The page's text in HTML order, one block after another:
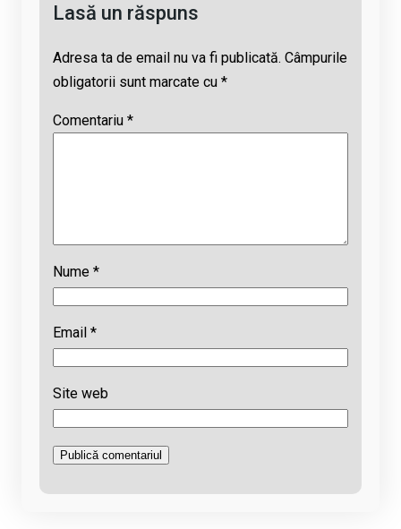
Lasă un răspuns
Adresa ta de email nu va fi publicată. Câmpurile
obligatorii sunt marcate cu *
Comentariu *
Nume *
Email *
Site web